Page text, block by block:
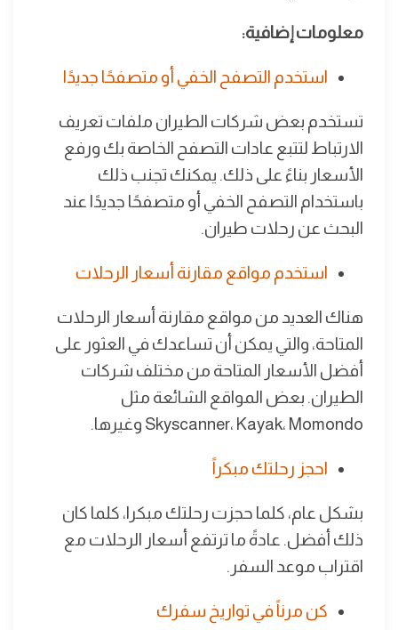
معلومات إضافية:
استخدم التصفح الخفي أو متصفحًا جديدًا
تستخدم بعض شركات الطيران ملفات تعريف
الارتباط لتتبع عادات التصفح الخاصة بك ورفع
الأسعار بناءً على ذلك. يمكنك تجنب ذلك
باستخدام التصفح الخفي أو متصفحًا جديدًا عند
البحث عن رحلات طيران.
استخدم مواقع مقارنة أسعار الرحلات
هناك العديد من مواقع مقارنة أسعار الرحلات
المتاحة، والتي يمكن أن تساعدك في العثور على
أفضل الأسعار المتاحة من مختلف شركات
الطيران. بعض المواقع الشائعة مثل
Skyscanner، Kayak، Momondo وغيرها.
احجز رحلتك مبكراً
بشكل عام، كلما حجزت رحلتك مبكرا، كلما كان
ذلك أفضل. عادةً ما ترتفع أسعار الرحلات مع
اقتراب موعد السفر.
كن مرناً في تواريخ سفرك